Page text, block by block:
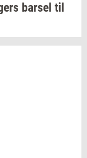
bar­sel til